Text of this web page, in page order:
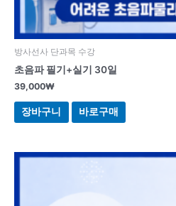
방사선사 단과목 수강
초음파 필기+실기 30일
39,000₩
장바구니 바로구매